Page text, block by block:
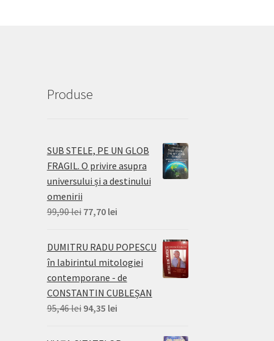
Produse
SUB STELE, PE UN GLOB
FRAGIL. O privire asupra
universului și a destinului
omenirii
99,90lei Prețul
a
fost:
77,70 leiPrețul
este:
77,70 lei.
DUMITRU RADU POPESCU
în labirintul mitologiei
contemporane - de
CONSTANTIN CUBLEȘAN
95,46lei Prețul
a
94,35 leiPrețul
este: